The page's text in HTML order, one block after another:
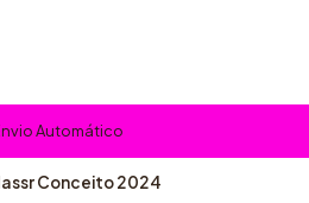
Automático
Conceito 2024